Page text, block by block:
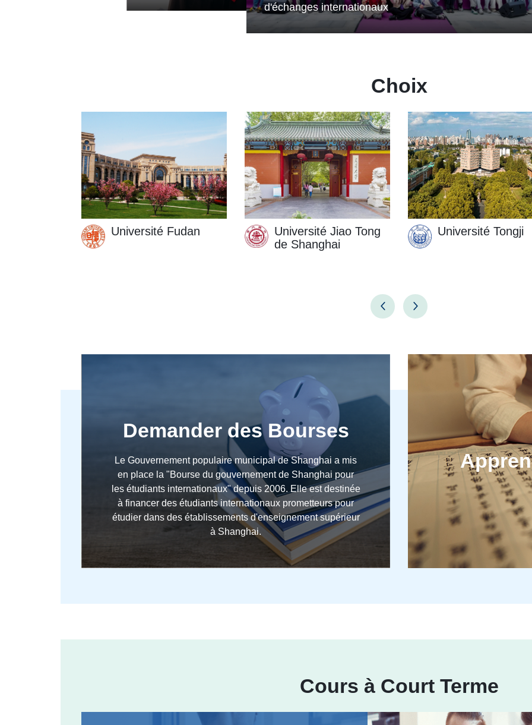
d'échanges internationaux
Choix
Université Fudan
Université Jiao Tong
de Shanghai
Université Tongji
Demander des Bourses
Le Gouvernement populaire municipal de Shanghai a mis
en place la "Bourse du gouvernement de Shanghai pour
les étudiants internationaux" depuis 2006. Elle est destinée
à financer des étudiants internationaux prometteurs pour
étudier dans des établissements d'enseignement supérieur
à Shanghai.
Cours à Court Terme